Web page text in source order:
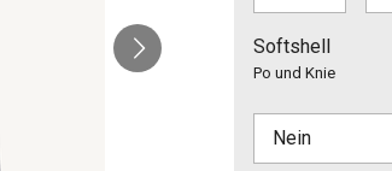
Softshell
Po und Knie